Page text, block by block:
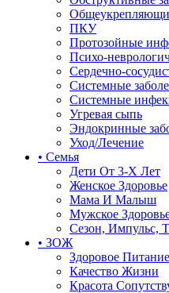
ПКУ
Протозойные
Психо-
Сердечно-
Системные
Системные
Угревая сыпь
Эндокринные
Уход/Лечение
• Семья
Дети От 3-Х Лет
Женское Здоровье
Мама И Малыш
Мужское
Сезон, Импульс,
• ЗОЖ
Здоровое Питание
Качество Жизни
Красота